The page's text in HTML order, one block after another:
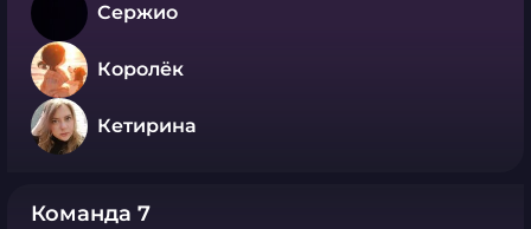
Сержио
Королёк
Кетирина
Команда 7